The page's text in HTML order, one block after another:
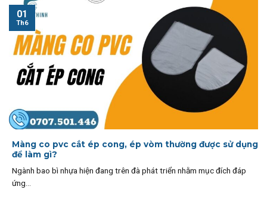
Màng co pvc cắt ép cong, ép vòm thường được sử dụng
để làm gì?
Ngành bao bì nhựa hiện đang trên đà phát triển nhằm mục đích đáp
ứng...
01
Th6